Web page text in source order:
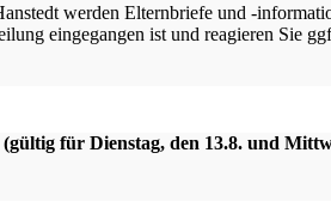
werden Elternbriefe und -
eingegangen ist und reagieren Sie
für Dienstag, den 13.8. und